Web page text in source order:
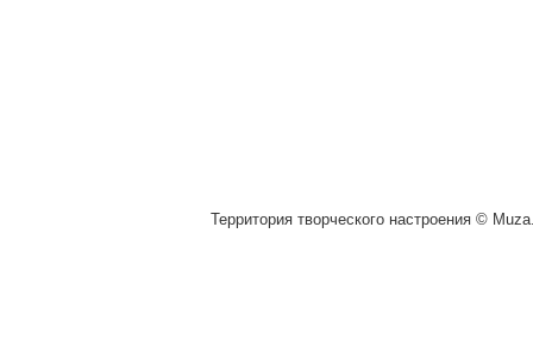
Территория творческого настроения ©